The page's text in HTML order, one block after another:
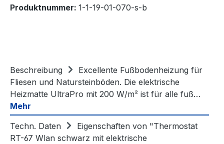
Produktnummer: 1-1-19-01-070-s-b
Beschreibung
Excellente Fußbodenheizung für
Fliesen und Natursteinböden. Die elektrische
Heizmatte UltraPro mit 200 W/m² ist für alle fuß…
Mehr
Techn. Daten
Eigenschaften von "Thermostat
RT-67 Wlan schwarz mit elektrische